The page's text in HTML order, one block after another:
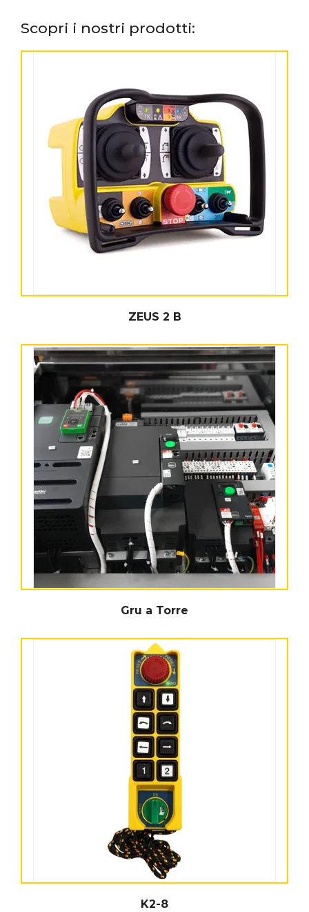
Scopri i nostri prodotti:
ZEUS 2 B
Gru a Torre
K2-8